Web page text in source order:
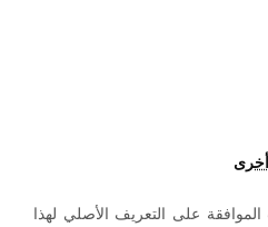
على التعريف الأصلي لهذا